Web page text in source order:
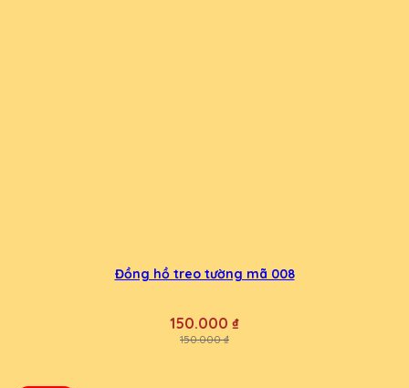
Đồng hồ treo tường mã 008
150.000 ₫
150.000 ₫